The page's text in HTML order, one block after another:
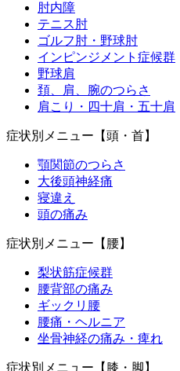
肘内障
テニス肘
ゴルフ肘・野球肘
インピンジメント症候群
野球肩
頚、肩、腕のつらさ
肩こり・四十肩・五十肩
症状別メニュー【頭・首】
顎関節のつらさ
大後頭神経痛
寝違え
頭の痛み
症状別メニュー【腰】
梨状筋症候群
腰背部の痛み
ギックリ腰
腰痛・ヘルニア
坐骨神経の痛み・痺れ
症状別メニュー【膝・脚】